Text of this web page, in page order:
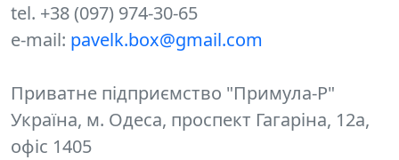
tel. +38 (097) 974-30-65
e-mail: pavelk.box@gmail.com
Приватне підприємство "Примула-Р"
Україна, м. Одеса, проспект Гагаріна, 12а,
офіс 1405